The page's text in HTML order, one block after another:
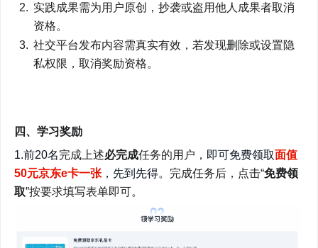
实践成果需为用户原创，抄袭或盗用他人成果者取消
资格。
社交平台发布内容需真实有效，若发现删除或设置隐
私权限，取消奖励资格。
四、学习奖励
1.前20名完成上述必完成任务的用户， 即可免费领取面值
50元京东e卡一张 ，先到先得。 完成任务后，点击“免费领
取”按要求填写表单即可。